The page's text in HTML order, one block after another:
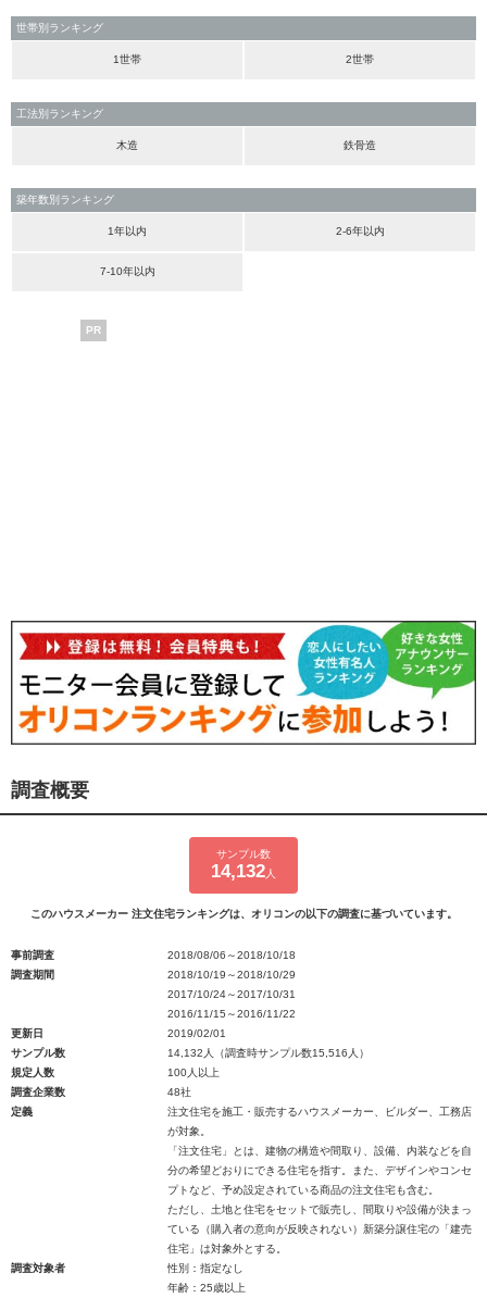
世帯別ランキング
1世帯 2世帯
工法別ランキング
木造 鉄骨造
築年数別ランキング
1年以内 2-6年以内
7-10年以内
PR
調査概要
サンプル数
14,132 人
このハウスメーカー 注文住宅ランキングは、オリコンの以下の調査に基づいています。
事前調査
2018/08/06～2018/10/18
調査期間
2018/10/19～2018/10/29
2017/10/24～2017/10/31
2016/11/15～2016/11/22
更新日
2019/02/01
サンプル数
14,132人（調査時サンプル数15,516人）
規定人数
100人以上
調査企業数
48社
定義
注文住宅を施工・販売するハウスメーカー、ビルダー、工務店
が対象。
「注文住宅」とは、建物の構造や間取り、設備、内装などを自
分の希望どおりにできる住宅を指す。また、デザインやコンセ
プトなど、予め設定されている商品の注文住宅も含む。
ただし、土地と住宅をセットで販売し、間取りや設備が決まっ
ている（購入者の意向が反映されない）新築分譲住宅の「建売
住宅」は対象外とする。
調査対象者
性別：指定なし
年齢：25歳以上